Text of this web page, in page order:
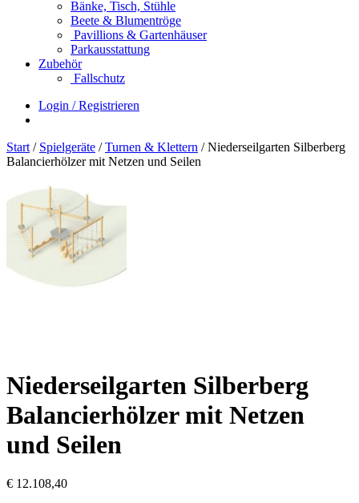
Bänke, Tisch, Stühle
Beete & Blumentröge
Pavillions & Gartenhäuser
Parkausstattung
Zubehör
Fallschutz
Login / Registrieren
Start / Spielgeräte /Turnen & Klettern / Niederseilgarten Silberberg
Balancierhölzer mit Netzen und Seilen
Niederseilgarten Silberberg
Balancierhölzer mit Netzen
und Seilen
€ 12.108,40